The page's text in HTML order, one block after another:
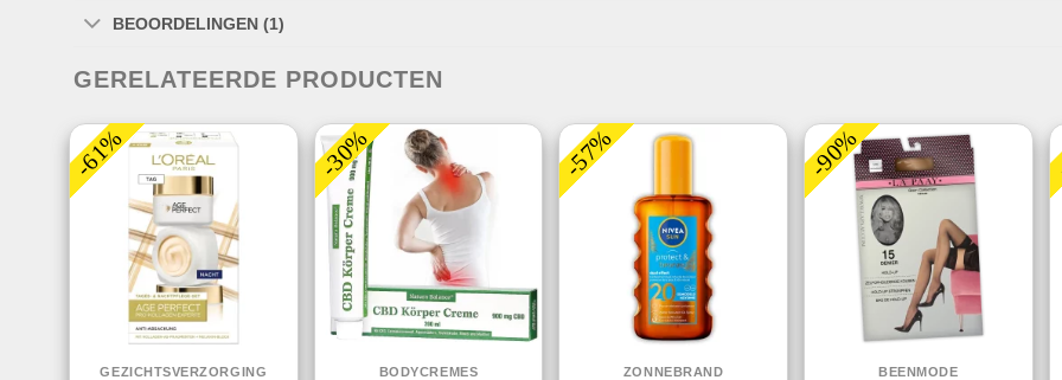
BEOORDELINGEN (1)
GERELATEERDE PRODUCTEN
-61%
GEZICHTSVERZORGING
-30%
BODYCREMES
-57%
ZONNEBRAND
-90%
BEENMODE